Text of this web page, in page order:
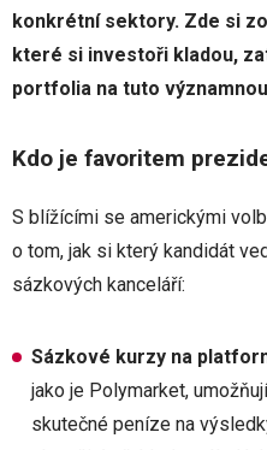
konkrétní sektory. Zde si
které si investoři kladou,
portfolia na tuto
Kdo je favoritem
S blížícími se americkými
o tom, jak si který kandidát
sázkových kanceláří:
Sázkové kurzy na
jako je Polymarket,
skutečné peníze na